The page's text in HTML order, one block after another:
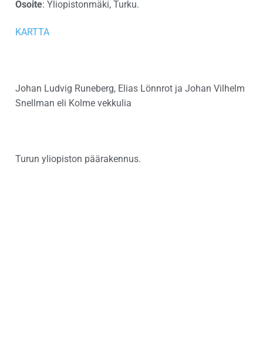
Osoite: Yliopistonmäki, Turku.
KARTTA
Johan Ludvig Runeberg, Elias Lönnrot ja Johan Vilhelm
Snellman eli Kolme vekkulia
Turun yliopiston päärakennus.